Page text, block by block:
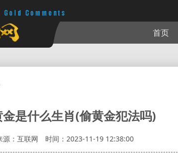
首页
是什么生肖(偷黄金犯法吗)
源：互联网 时间：2023-11-19 12:38:00